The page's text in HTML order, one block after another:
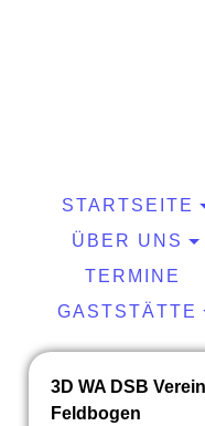
STARTSEITE
ÜBER UNS
TERMINE
GASTSTÄTTE
3D WA DSB
Feldbogen